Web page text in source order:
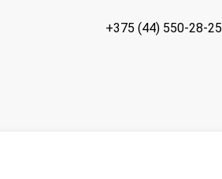
+375 (44) 550-28-25